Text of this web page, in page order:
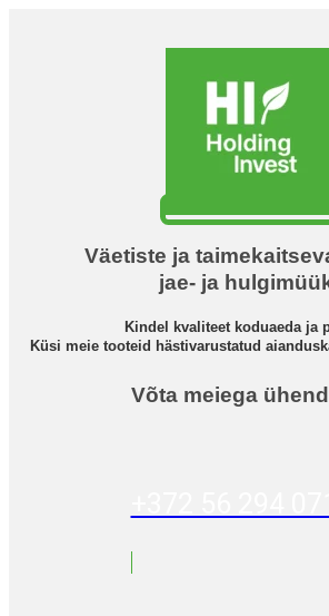
Väetiste ja
jae- ja
Kindel kvaliteet koduaeda ja
Küsi meie tooteid hästivarustatud
Võta meiega